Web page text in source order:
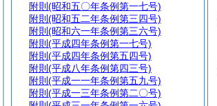
附則 (昭和五〇年条例第一七号)
附則 (昭和五二年条例第三四号)
附則 (昭和六一年条例第三六号)
附則 (平成四年条例第一七号)
附則 (平成四年条例第五四号)
附則 (平成八年条例第四三号)
附則 (平成一一年条例第五九号)
附則 (平成一三年条例第二〇号)